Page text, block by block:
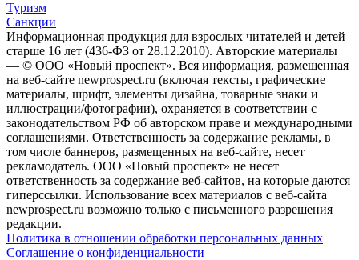
Туризм
Санкции
Информационная продукция для взрослых читателей и детей
старше 16 лет (436-ФЗ от 28.12.2010). Авторские материалы
— © ООО «Новый проспект». Вся информация, размещенная
на веб-сайте newprospect.ru (включая тексты, графические
материалы, шрифт, элементы дизайна, товарные знаки и
иллюстрации/фотографии), охраняется в соответствии с
законодательством РФ об авторском праве и международными
соглашениями. Ответственность за содержание рекламы, в
том числе баннеров, размещенных на веб-сайте, несет
рекламодатель. ООО «Новый проспект» не несет
ответственность за содержание веб-сайтов, на которые даются
гиперссылки. Использование всех материалов с веб-сайта
newprospect.ru возможно только с письменного разрешения
редакции.
Политика в отношении обработки персональных данных
Соглашение о конфиденциальности